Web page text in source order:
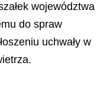
województwa
do spraw
uchwały w